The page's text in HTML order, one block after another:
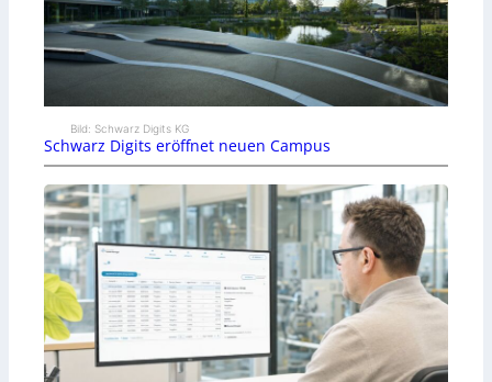
Bild: Schwarz Digits KG
Schwarz Digits eröffnet neuen Campus